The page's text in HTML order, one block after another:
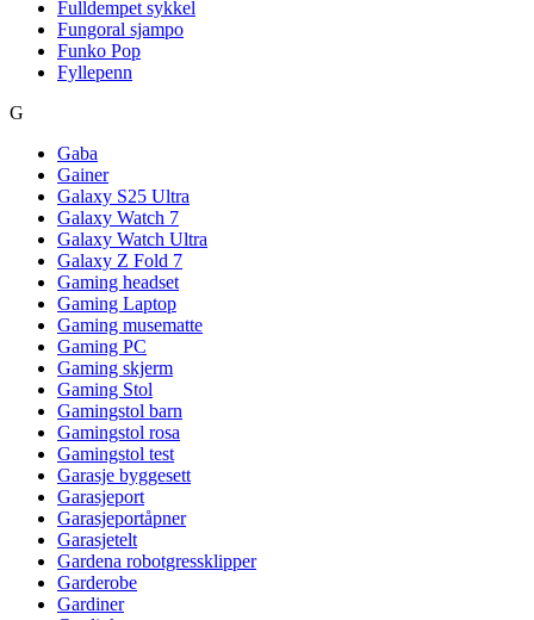
Fulldempet sykkel
Fungoral sjampo
Funko Pop
Fyllepenn
G
Gaba
Gainer
Galaxy S25 Ultra
Galaxy Watch 7
Galaxy Watch Ultra
Galaxy Z Fold 7
Gaming headset
Gaming Laptop
Gaming musematte
Gaming PC
Gaming skjerm
Gaming Stol
Gamingstol barn
Gamingstol rosa
Gamingstol test
Garasje byggesett
Garasjeport
Garasjeportåpner
Garasjetelt
Gardena robotgressklipper
Garderobe
Gardiner